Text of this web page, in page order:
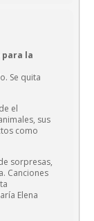
la
Se quita
el
sus
como
sorpresas,
Canciones
Elena